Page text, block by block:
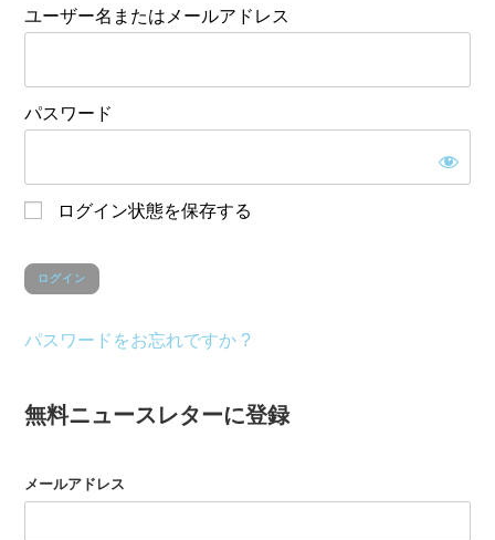
ユーザー名またはメールアドレス
パスワード
ログイン状態を保存する
パスワードをお忘れですか ?
無料ニュースレターに登録
メールアドレス